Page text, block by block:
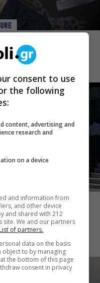
Ακροναυπλίας
Γκόνη
κόσμου στο
Α’ Νεκροταφείο
consent to use
the following
content, advertising and
research and
on a device
and information from
and other device
and shared with 212
site. We and our partners
List of partners.
data on the basis
object to by managing
the bottom of this page
consent in privacy